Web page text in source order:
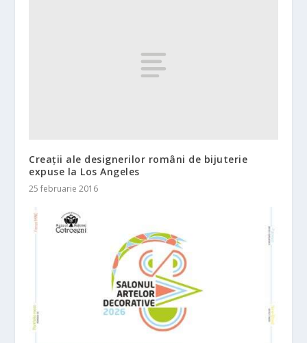
Creații ale designerilor români de bijuterie
expuse la Los Angeles
25 februarie 2016